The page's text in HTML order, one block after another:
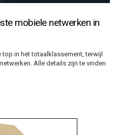
mobiele netwerken in
top in het totaalklassement, terwijl
Alle details zijn te vinden